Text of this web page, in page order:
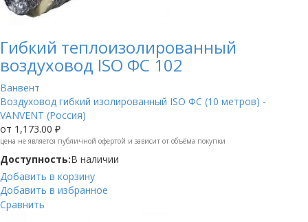
Гибкий теплоизолированный
воздуховод ISO ФС 102
Ванвент
Воздуховод гибкий изолированный ISO ФС (10 метров) -
VANVENT (Россия)
от 1,173.00 ₽
цена не является публичной офертой и зависит от объёма покупки
Доступность:В наличии
Добавить в корзину
Добавить в избранное
Сравнить